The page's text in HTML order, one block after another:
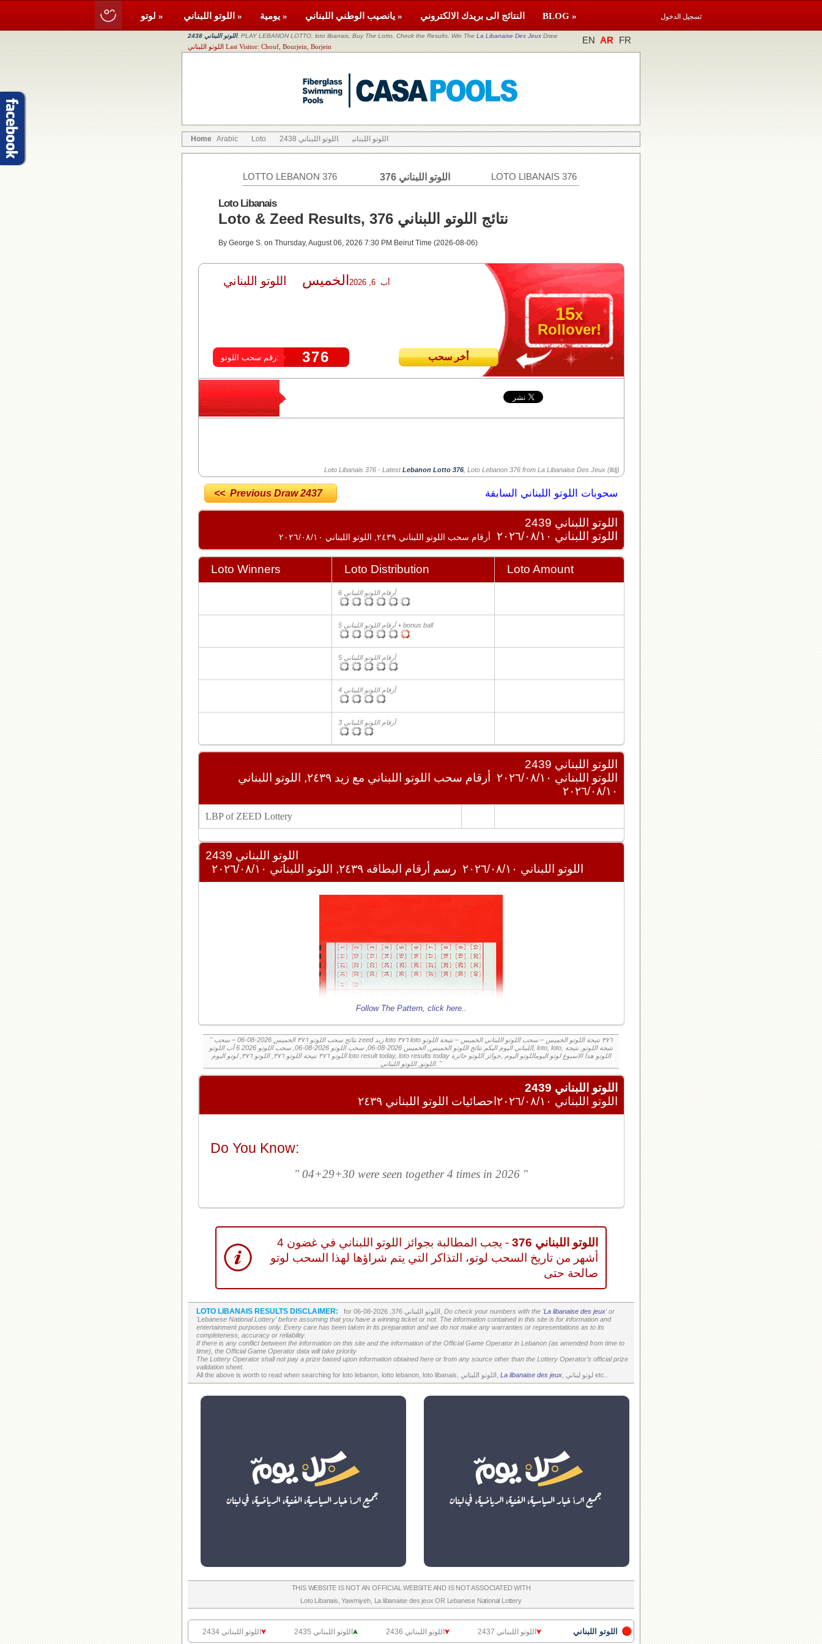
لوتو » اللوتو اللبناني » يومية » يانصيب الوطني اللبناني » النتائج الى بريدك الالكتروني BLOG » تسجيل الدخول
اللوتو اللبناني 2438, PLAY LEBANON LOTTO, loto libanais, Buy The Lotto, Check the Results, Win The La Libanaise Des Jeux Draw
اللوتو اللبناني Last Visitor: Chouf, Bourjein, Borjein
EN AR FR
Home Arabic Loto اللوتو اللبناني اللوتو اللبناني 2438
LOTTO LEBANON 376 اللوتو اللبناني 376 LOTO LIBANAIS 376
Loto Libanais
Loto & Zeed Results, 376 نتائج اللوتو اللبناني
By George S. on Thursday, August 06, 2026 7:30 PM Beirut Time (2026-08-06)
أب 6, 2026 الخميس اللوتو اللبناني
15x
Rollover!
رقم سحب اللوتو: 376 أخر سحب
Loto Libanais 376- LatestLebanon Lotto 376, Loto Lebanon 376 from La Libanaise Des Jeux (lldj)
<< Previous Draw 2437 سحوبات اللوتو اللبناني السابقة
اللوتو اللبناني 2439
اللوتو اللبناني ٢٠٢٦/٠٨/١٠
أرقام سحب اللوتو اللبناني ٢٤٣٩, اللوتو اللبناني ٢٠٢٦/٠٨/١٠
Loto Winners Loto Distribution Loto Amount
6 أرقام اللوتو اللبناني
5 أرقام اللوتو اللبناني + bonus ball
5 أرقام اللوتو اللبناني
4 أرقام اللوتو اللبناني
3 أرقام اللوتو اللبناني
اللوتو اللبناني 2439
اللوتو اللبناني ٢٠٢٦/٠٨/١٠
أرقام سحب اللوتو اللبناني مع زيد ٢٤٣٩, اللوتو اللبناني
٢٠٢٦/٠٨/١٠
LBP of ZEED Lottery
اللوتو اللبناني 2439
اللوتو اللبناني ٢٠٢٦/٠٨/١٠
رسم أرقام البطاقه ٢٤٣٩, اللوتو اللبناني ٢٠٢٦/٠٨/١٠
Follow The Pattern, click here..
" نتائج سحب اللوتو ٣٧٦ الخميس 2026-08-06 – سحب zeed زيد loto ٣٧٦ loto ٣٧٦ نتيجة اللوتو الخميس – سحب اللوتو اللبناني الخميس – نتيجة اللوتو
اللبناني اليوم اليكم نتائج اللوتو الخميس, الخميس 2026-08-06, سحب اللوتو 2026-08-06, سحب اللوتو 2026 6 أب اللوتو, loto, loto, نتيجة اللوتو, نتيجة
اللوتو ٣٧٦ نتيجة اللوتو ٣٧٦, اللوتو ٣٧٦, لوتو اليوم loto result today, loto results today اللوتو هذا الاسبوع لوتو اليوماللوتو اليوم ,جوائز اللوتو جائزة
اللوتو, اللوتو اللبناني. "
اللوتو اللبناني 2439
اللوتو اللبناني ٢٠٢٦/٠٨/١٠
احصائيات اللوتو اللبناني ٢٤٣٩
Do You Know:
" 04+29+30 were seen together 4 times in 2026 "
اللوتو اللبناني 376
- يجب المطالبة بجوائز اللوتو اللبناني في غضون 4
أشهر من تاريخ السحب لوتو، التذاكر التي يتم شراؤها لهذا السحب لوتو
صالحة حتى
LOTO LIBANAIS RESULTS DISCLAIMER: Do check your numbers with the 'La libanaise des jeux' or
'Lebanese National Lottery' before assuming that you have a winning ticket or not. The information contained in this site is for information and
entertainment purposes only. Every care has been taken in its preparation and we do not make any warranties or representations as to its
completeness, accuracy or reliability.
If there is any conflict between the information on this site and the information of the Official Game Operator in Lebanon (as amended from time to
time), the Official Game Operator data will take priority
The Lottery Operator shall not pay a prize based upon information obtained here or from any source other than the Lottery Operator’s official prize
validation sheet.
La libanaise des jeux , لوتو لبناني etc..
THIS WEBSITE IS NOT AN OFFICIAL WEBSITE AND IS NOT ASSOCIATED WITH
Loto Libanais ,Yawmiyeh, La libanaise des jeux OR Lebanese National Lottery
اللوتو اللبناني اللوتو اللبناني 2437 اللوتو اللبناني 2436 اللوتو اللبناني 2435 اللوتو اللبناني 2434